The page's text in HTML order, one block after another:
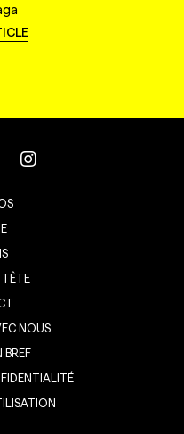
TÊTE
NOUS
BREF